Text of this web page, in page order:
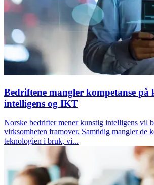
Bedriftene mangler kompetanse på
intelligens og IKT
Norske bedrifter mener kunstig intelligens vil
virksomheten framover. Samtidig mangler de
teknologien i bruk, vi...